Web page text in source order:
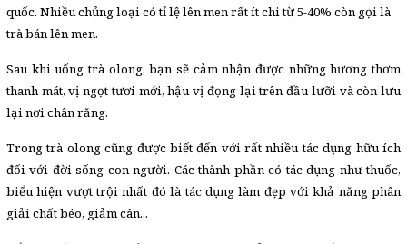
quốc. Nhiều chủng loại có tỉ lệ lên men rất ít chi từ 5-40% còn gọi là
trà bán lên men.
Sau khi uống trà olong, bạn sẽ cảm nhận được những hương thơm
thanh mát, vị ngọt tươi mới, hậu vị đọng lại trên đầu lưỡi và còn lưu
lại nơi chân răng.
Trong trà olong cũng được biết đến với rất nhiều tác dụng hữu ích
đối với đời sống con người. Các thành phần có tác dụng như thuốc,
biểu hiện vượt trội nhất đó là tác dụng làm đẹp với khả năng phân
giải chất béo, giảm cân...